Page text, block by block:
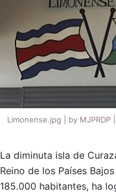
Limonense.jpg | by MJPRDP
La diminuta isla de
Reino de los Países
185.000 habitantes, ha